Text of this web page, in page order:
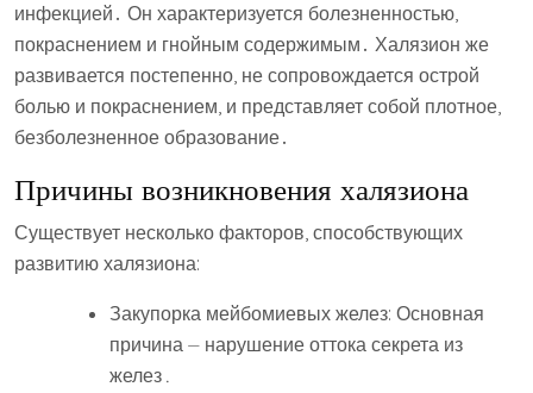
инфекцией․ Он характеризуется болезненностью,
покраснением и гнойным содержимым․ Халязион же
развивается постепенно, не сопровождается острой
болью и покраснением, и представляет собой плотное,
безболезненное образование․
Причины возникновения халязиона
Существует несколько факторов, способствующих
развитию халязиона:
Закупорка мейбомиевых желез: Основная
причина ⏤ нарушение оттока секрета из
желез․